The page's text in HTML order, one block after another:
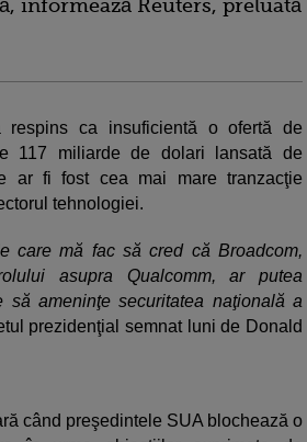
informează Reuters, preluată
respins ca insuficientă o ofertă de
117 miliarde de dolari lansată de
ar fi fost cea mai mare tranzacţie
tehnologiei.
care mă fac să cred că Broadcom,
asupra Qualcomm, ar putea
să ameninţe securitatea naţională a
prezidenţial semnat luni de Donald
când preşedintele SUA blochează o